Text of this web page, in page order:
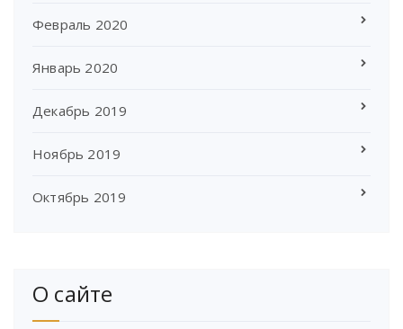
Февраль 2020
Январь 2020
Декабрь 2019
Ноябрь 2019
Октябрь 2019
О сайте